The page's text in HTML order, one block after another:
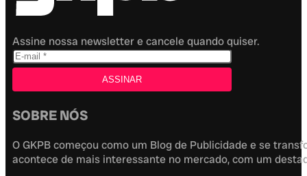
Assine nossa newsletter e cancele quando quiser.
SOBRE NÓS
O GKPB começou como um Blog de Publicidade e se
acontece de mais interessante no mercado, com um